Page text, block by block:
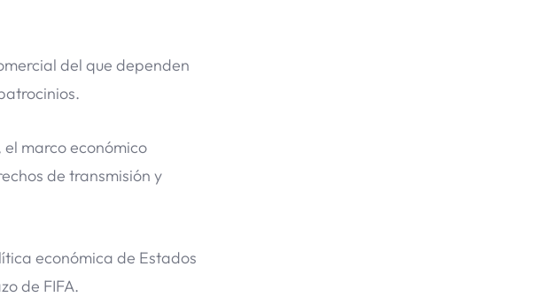
del que dependen
marco económico
de transmisión y
económica de Estados
de FIFA.